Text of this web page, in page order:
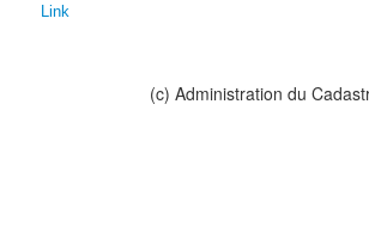
Link
(c) Administration du